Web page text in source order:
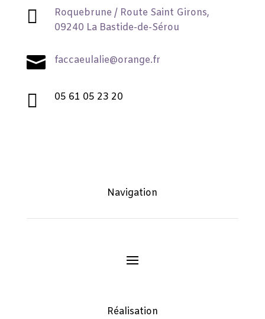

Roquebrune / Route Saint Girons,
09240 La Bastide-de-Sérou
 faccaeulalie@orange.fr
 05 61 05 23 20
Navigation
Réalisation